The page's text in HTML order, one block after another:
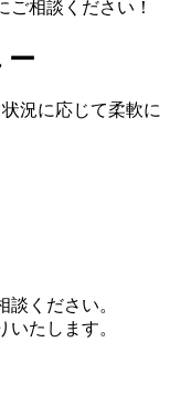
ご相談ください！
ー
況に応じて柔軟に
ください。
たします。